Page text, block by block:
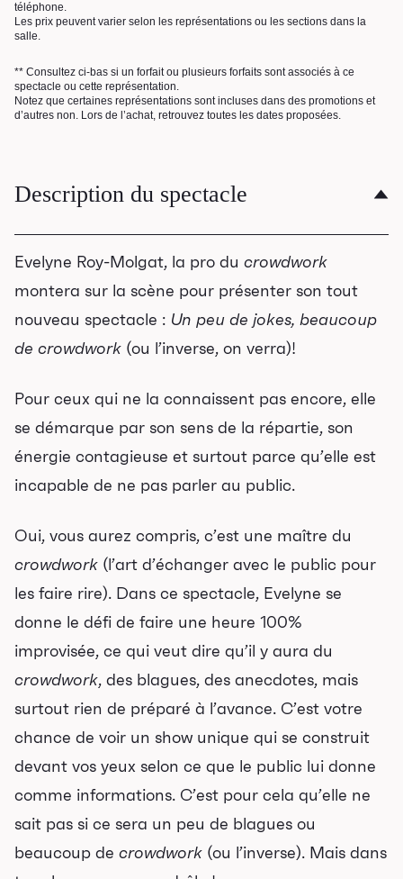
Mises en vente
Promotions
Cartes-cadeaux
Abonnements 26-27
Jeunesse
Choux-Bizz
Sorties scolaires
Les Mordus
Séries thématiques
téléphone.
Les prix peuvent varier selon les représentations ou les sections dans la
salle.
** Consultez ci-bas si un forfait ou plusieurs forfaits sont associés à ce
spectacle ou cette représentation.
Notez que certaines représentations sont incluses dans des promotions et
d’autres non. Lors de l’achat, retrouvez toutes les dates proposées.
Description du spectacle
Evelyne Roy-Molgat, la pro du crowdwork
montera sur la scène pour présenter son tout
nouveau spectacle : Un peu de jokes, beaucoup
de crowdwork (ou l’inverse, on verra)!
Pour ceux qui ne la connaissent pas encore, elle
se démarque par son sens de la répartie, son
énergie contagieuse et surtout parce qu’elle est
incapable de ne pas parler au public.
Oui, vous aurez compris, c’est une maître du
crowdwork (l’art d’échanger avec le public pour
les faire rire). Dans ce spectacle, Evelyne se
donne le défi de faire une heure 100%
improvisée, ce qui veut dire qu’il y aura du
crowdwork, des blagues, des anecdotes, mais
surtout rien de préparé à l’avance. C’est votre
chance de voir un show unique qui se construit
devant vos yeux selon ce que le public lui donne
comme informations. C’est pour cela qu’elle ne
sait pas si ce sera un peu de blagues ou
beaucoup de crowdwork (ou l’inverse). Mais dans